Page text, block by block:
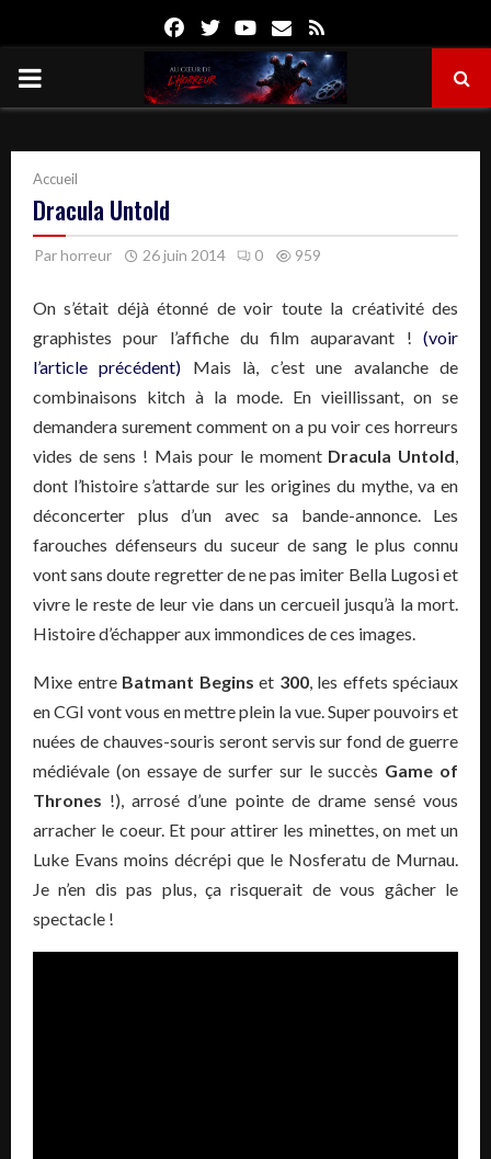
FacebookTwitterYoutube
Email
PRIMARY
Accueil
Dracula Untold
Parhorreur 26 juin 2014 0 959
On s’était déjà étonné de voir toute la créativité des
graphistes pour l’affiche du film auparavant ! (voir
l’article précédent) Mais là, c’est une avalanche de
combinaisons kitch à la mode. En vieillissant, on se
demandera surement comment on a pu voir ces horreurs
vides de sens ! Mais pour le moment Dracula Untold,
dont l’histoire s’attarde sur les origines du mythe, va en
déconcerter plus d’un avec sa bande-annonce. Les
farouches défenseurs du suceur de sang le plus connu
vont sans doute regretter de ne pas imiter Bella Lugosi et
vivre le reste de leur vie dans un cercueil jusqu’à la mort.
Histoire d’échapper aux immondices de ces images.
Mixe entre Batmant Begins et 300, les effets spéciaux
en CGI vont vous en mettre plein la vue. Super pouvoirs et
nuées de chauves-souris seront servis sur fond de guerre
médiévale (on essaye de surfer sur le succès Game of
Thrones !), arrosé d’une pointe de drame sensé vous
arracher le coeur. Et pour attirer les minettes, on met un
Luke Evans moins décrépi que le Nosferatu de Murnau.
Je n’en dis pas plus, ça risquerait de vous gâcher le
spectacle !